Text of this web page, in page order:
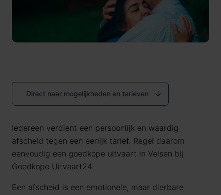
Direct naar mogelijkheden en tarieven
Iedereen verdient een persoonlijk en waardig
afscheid tegen een eerlijk tarief. Regel daarom
eenvoudig een goedkope uitvaart in Velsen bij
Goedkope Uitvaart24.
Een afscheid is een emotionele, maar dierbare